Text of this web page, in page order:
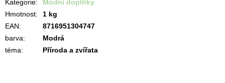
Kategorie:
Módní doplňky
Hmotnost:
1 kg
EAN:
8716951304747
barva:
Modrá
téma: Příroda a zvířata